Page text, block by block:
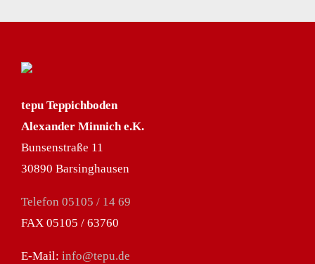
tepu Teppichboden
Alexander Minnich e.K.
Bunsenstraße 11
30890 Barsinghausen
Telefon 05105 / 14 69
FAX 05105 / 63760
E-Mail: info@tepu.de